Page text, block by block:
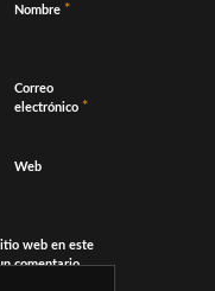
Nombre *
Correo
electrónico *
Web
web en este
comentario.